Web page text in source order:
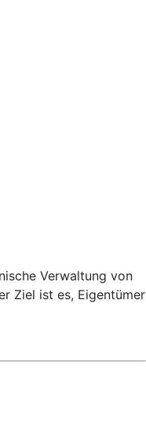
Verwaltung von
Ziel ist es, Eigentümer